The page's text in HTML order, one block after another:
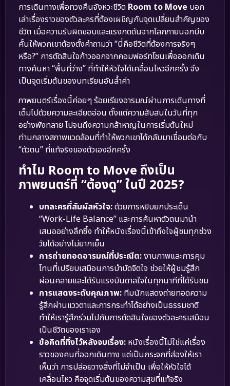
การเดินทางเพื่อทวงคืนจังหวะชีวิต Room to Move บอก
เล่าเรื่องราวของตัวละครที่ต้องเผชิญกับจุดเปลี่ยนสำคัญของ
ชีวิต เมื่อความรับผิดชอบและแรงกดดันจากโลกภายนอกบีบ
คั้นให้พวกเขาต้องตั้งคำถามว่า “นี่คือชีวิตที่ต้องการจริงๆ
หรือ?” การตัดสินใจก้าวออกจากคอมฟอร์ทโซนเพื่อออกเดิน
ทางค้นหา “พื้นที่ว่าง” ที่ทำให้หัวใจได้เคลื่อนไหวอีกครั้ง จึง
เป็นจุดเริ่มต้นของบทเรียนอันล้ำค่า
ภาพยนตร์เรื่องนี้ค่อยๆ ร้อยเรียงอารมณ์ผ่านการเดินทางที่
เต็มไปด้วยความละเอียดอ่อน ตั้งแต่ความสับสนในวันที่ทุก
อย่างพังทลาย ไปจนถึงความกล้าหาญในการเริ่มต้นใหม่
ท่ามกลางสภาพแวดล้อมที่ทำให้พวกเขาได้กลับมาเชื่อมต่อกับ
“ตัวตน” ที่แท้จริงของตัวเองอีกครั้ง
ทำไม Room to Move ถึงเป็น
ภาพยนตร์ที่ “ต้องดู” ในปี 2025?
บทละครที่สัมผัสหัวใจ:ด้วยการหยิบยกประเด็น
“Work-Life Balance” และการค้นหาตัวตนมานำ
เสนออย่างลึกซึ้ง ทำให้หนังเรื่องนี้เข้าถึงใจผู้ชมทุกช่วง
วัยได้อย่างไม่ยากเย็น
การถ่ายทอดอารมณ์ที่ประณีต:งานภาพและการคุม
โทนที่เปรียบเสมือนการบำบัดจิตใจ ช่วยให้ผู้ชมรู้สึก
ผ่อนคลายและได้รับแรงบันดาลใจในทุกนาทีที่ได้รับชม
การแสดงระดับคุณภาพ: ทีมนักแสดงถ่ายทอดความ
รู้สึกผ่านแววตาและการกระทำได้อย่างเป็นธรรมชาติ
ทำให้เรารู้สึกร่วมไปกับการตัดสินใจของตัวละครเสมือน
เป็นชีวิตของเราเอง
ข้อคิดที่ทิ้งไว้หลังจบเรื่อง: หนังเรื่องนี้ไม่ใช่แค่เรื่อง
ราวของคนที่ออกเดินทาง แต่เป็นกระจกที่ส่องให้เรา
เห็นว่า การปล่อยวางสิ่งที่ไม่จำเป็น เพื่อให้หัวใจได้
เคลื่อนไหว คือจุดเริ่มต้นของความสุขที่แท้จริง